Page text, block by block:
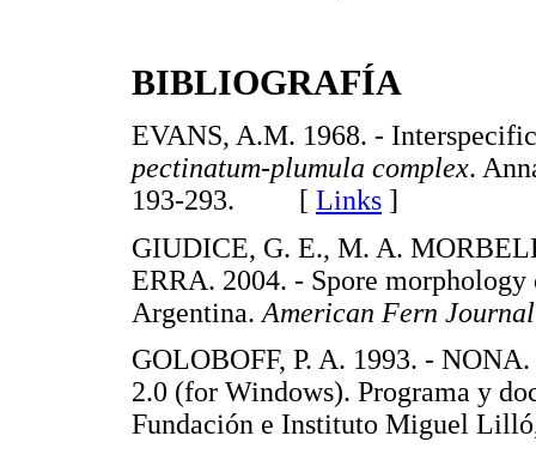
BIBLIOGRAFÍA
EVANS, A.M. 1968. -
pectinatum-plumula complex.
193-293. [ Links ]
GIUDICE, G. E., M. A.
ERRA. 2004. - Spore
Argentina. American Fern Journal
GOLOBOFF, P. A. 1993. -
2.0 (for Windows). Programa y
Fundación e Instituto Miguel